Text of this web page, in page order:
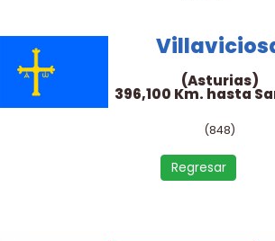
(Asturias)
396,100 Km. hasta
(848)
Regresar